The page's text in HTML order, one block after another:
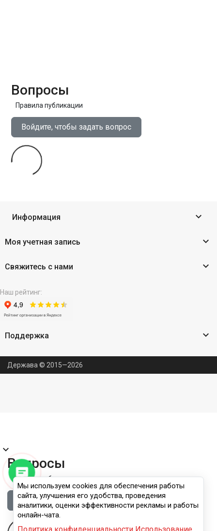
Вопросы
Правила публикации
Войдите, чтобы задать вопрос
Информация 
Моя учетная запись 
Свяжитесь с нами 
Наш рейтинг:
Поддержка 
Держава © 2015—2026
Мы используем cookies для обеспечения работы
сайта, улучшения его удобства, проведения
аналитики, оценки эффективности рекламы и работы
онлайн-чата.
expand_more
Вопросы
Правила публикации
Войдите, чтобы задать вопрос